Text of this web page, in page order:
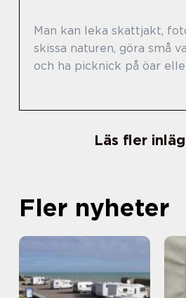
Man kan leka skattjakt,
skissa naturen, göra små
och ha picknick på öar
Läs fler
Fler nyheter